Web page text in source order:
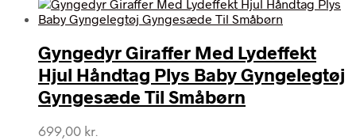
Gyngedyr Giraffer Med Lydeffekt
Hjul Håndtag Plys Baby Gyngelegtøj
Gyngesæde Til Småbørn
699,00 kr.